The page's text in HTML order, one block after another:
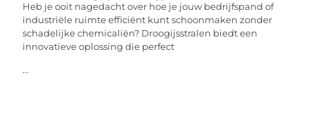
Heb je ooit nagedacht over hoe je jouw bedrijfspand of
industriële ruimte efficiënt kunt schoonmaken zonder
schadelijke chemicaliën? Droogijsstralen biedt een
innovatieve oplossing die perfect
...